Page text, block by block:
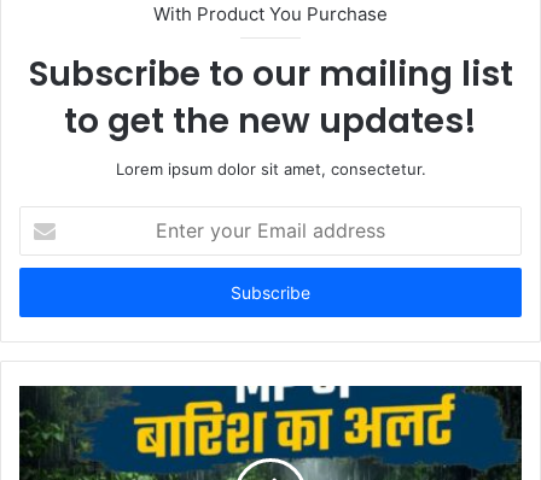
e
With Product You Purchase
Subscribe to our mailing list
to get the new updates!
Lorem ipsum dolor sit amet, consectetur.
t
r
y
r
E
m